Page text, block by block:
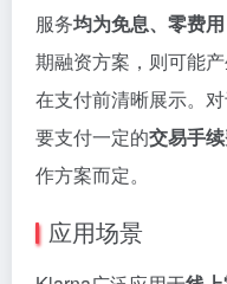
服务均为免息、零费用
期融资方案，则可能
在支付前清晰展示。
要支付一定的交易手
作方案而定。
应用场景